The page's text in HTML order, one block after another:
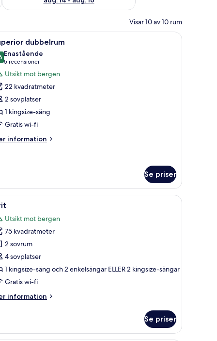
Visar 10 av 10 rum
på väggarna och ett fönster med gardiner.Ett hotellrum med en sänggavel i trä, en
4 dubbelrum
av 10
Enastående
5 recensioner
(5 recensioner)
Utsikt mot bergen
22 kvadratmeter
2 sovplatser
1 kingsize-säng
Gratis wi-fi
information
Se priser
sängbord och en vit soffa. Ett modernt hotellrum med en säng i trä, ett
6
Utsikt mot bergen
75 kvadratmeter
2 sovrum
4 sovplatser
1 kingsize-säng och 2 enkelsängar ELLER 2 kingsize-sängar
Gratis wi-fi
information
Se priser